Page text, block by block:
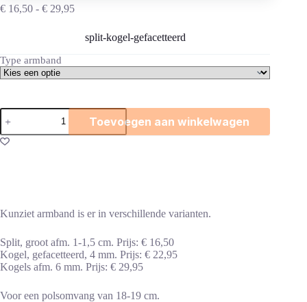
€ 16,50 - € 29,95Prijsklasse:
€ 29,95
split-kogel-gefacetteerd
Type armband
Kunziet
armband
aantal
Toevoegen aan winkelwagen
Kunziet armband is er in verschillende varianten.
Split, groot afm. 1-1,5 cm. Prijs: € 16,50
Kogel, gefacetteerd, 4 mm. Prijs: € 22,95
Kogels afm. 6 mm. Prijs: € 29,95
Voor een polsomvang van 18-19 cm.